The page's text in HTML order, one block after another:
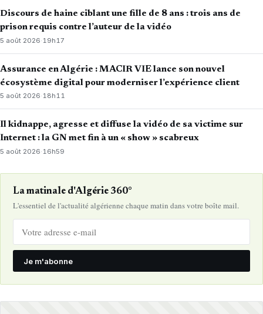
Discours de haine ciblant une fille de 8 ans : trois ans de
prison requis contre l’auteur de la vidéo
5 août 2026·19h17
Assurance en Algérie : MACIR VIE lance son nouvel
écosystème digital pour moderniser l’expérience client
5 août 2026·18h11
Il kidnappe, agresse et diffuse la vidéo de sa victime sur
Internet : la GN met fin à un « show » scabreux
5 août 2026· 16h59
La matinale d'Algérie 360°
L'essentiel de l'actualité algérienne chaque matin dans votre boîte mail.
Je m'abonne